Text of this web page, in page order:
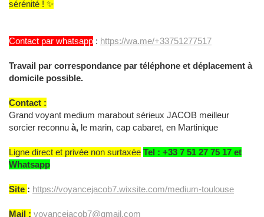
sérénité ! ✨
Contact par whatsapp : https://wa.me/+33751277517
Travail par correspondance par téléphone et déplacement à
domicile possible.
Contact :
Grand voyant medium marabout sérieux JACOB meilleur
sorcier reconnu à, le marin, cap cabaret, en Martinique
Ligne direct et privée non surtaxée Tel : +33 7 51 27 75 17 et
Whatsapp
Site : https://voyancejacob7.wixsite.com/medium-toulouse
Mail : voyancejacob7@gmail.com